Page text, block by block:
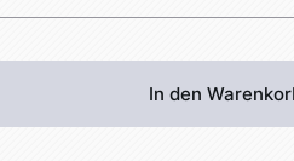
In den